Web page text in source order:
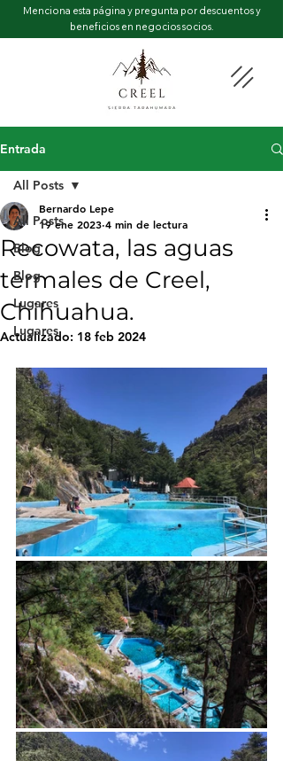
Menciona esta página y pregunta por descuentos y
beneficios en negocios socios.
Entrada
All Posts
Blog
Blog
Lugares
Lugares
All Posts
Recowata, las aguas
termales de Creel,
Chihuahua.
Bernardo Lepe
19 ene 2023 4 min de lectura
Actualizado: 18 feb 2024